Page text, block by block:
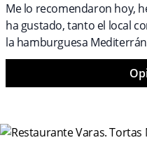
Me lo recomendaron hoy,
ha gustado, tanto el local
la hamburguesa